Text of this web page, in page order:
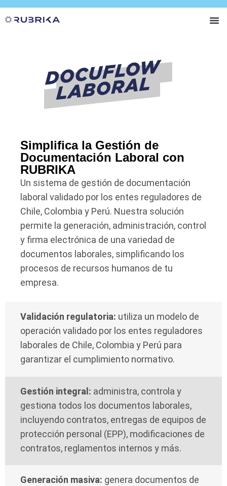
Simplifica la Gestión de
Documentación Laboral con
RUBRIKA
Un sistema de gestión de documentación
laboral validado por los entes reguladores de
Chile, Colombia y Perú. Nuestra solución
permite la generación, administración, control
y firma electrónica de una variedad de
documentos laborales, simplificando los
procesos de recursos humanos de tu
empresa.
Validación regulatoria: utiliza un modelo de
operación validado por los entes reguladores
laborales de Chile, Colombia y Perú para
garantizar el cumplimiento normativo.
Gestión integral: administra, controla y
gestiona todos los documentos laborales,
incluyendo contratos, entregas de equipos de
protección personal (EPP), modificaciones de
contratos, reglamentos internos y más.
Generación masiva: genera documentos de